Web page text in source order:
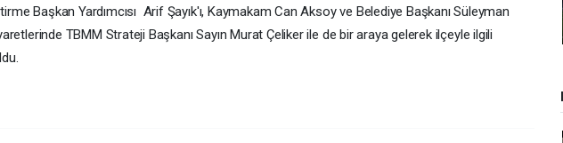
Başkan Yardımcısı Arif Şayık'ı, Kaymakam Can Aksoy ve Belediye Başkanı Süleyman
TBMM Strateji Başkanı Sayın Murat Çeliker ile de bir araya gelerek ilçeyle ilgili